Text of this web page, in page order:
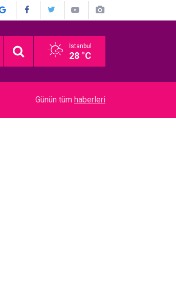
İstanbul
28 °C
Münir Özkul... İŞTE HİÇ KİMSENİN BİLMEDİĞİ
Günün tüm haberleri